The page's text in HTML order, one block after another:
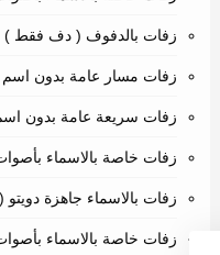
زفات بالدفوف ( دف فقط )
زفات مسار عامة بدون
زفات سريعة عامة بدون
زفات خاصة بالاسماء
زفات بالاسماء جاهزة
زفات خاصة بالاسماء